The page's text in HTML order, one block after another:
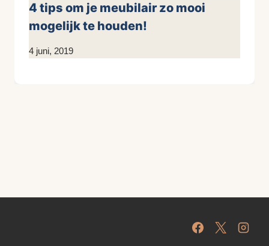
4 tips om je meubilair zo mooi
mogelijk te houden!
Door
4 juni, 2019